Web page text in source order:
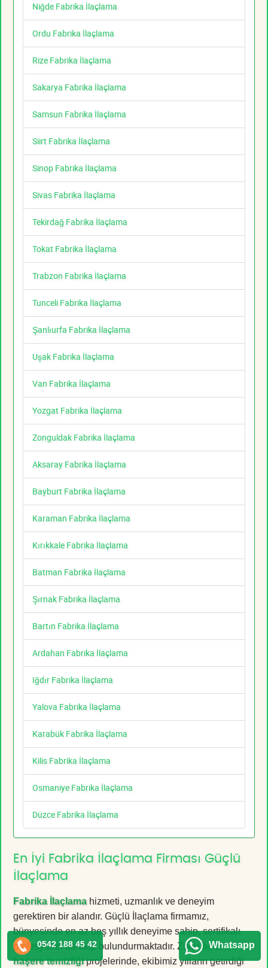
Niğde Fabrika İlaçlama
Ordu Fabrika İlaçlama
Rize Fabrika İlaçlama
Sakarya Fabrika İlaçlama
Samsun Fabrika İlaçlama
Siirt Fabrika İlaçlama
Sinop Fabrika İlaçlama
Sivas Fabrika İlaçlama
Tekirdağ Fabrika İlaçlama
Tokat Fabrika İlaçlama
Trabzon Fabrika İlaçlama
Tunceli Fabrika İlaçlama
Şanlıurfa Fabrika İlaçlama
Uşak Fabrika İlaçlama
Van Fabrika İlaçlama
Yozgat Fabrika İlaçlama
Zonguldak Fabrika İlaçlama
Aksaray Fabrika İlaçlama
Bayburt Fabrika İlaçlama
Karaman Fabrika İlaçlama
Kırıkkale Fabrika İlaçlama
Batman Fabrika İlaçlama
Şırnak Fabrika İlaçlama
Bartın Fabrika İlaçlama
Ardahan Fabrika İlaçlama
Iğdır Fabrika İlaçlama
Yalova Fabrika İlaçlama
Karabük Fabrika İlaçlama
Kilis Fabrika İlaçlama
Osmaniye Fabrika İlaçlama
Düzce Fabrika İlaçlama
En İyi Fabrika İlaçlama Firması Güçlü
İlaçlama
Fabrika İlaçlamahizmeti, uzmanlık ve deneyim
gerektiren bir alandır. Güçlü İlaçlama firmamız,
bünyesinde en az beş yıllık deneyime sahip, sertifikalı
profesyonel bir ekip bulundurmaktadır. Zorluböcek ve
haşere temizliğiprojelerinde, ekibimiz yılların getirdiği
0542 188 45 42 Whatsapp